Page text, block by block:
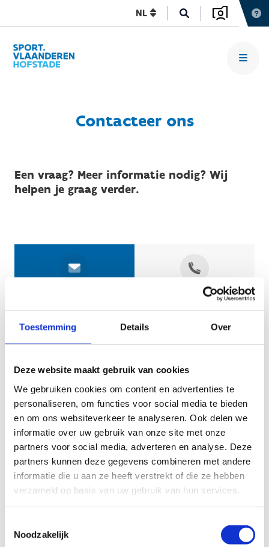
Toestemming Details Over
Deze website maakt gebruik van cookies
We gebruiken cookies om content en advertenties te
personaliseren, om functies voor social media te bieden
en om ons websiteverkeer te analyseren. Ook delen we
informatie over uw gebruik van onze site met onze
partners voor social media, adverteren en analyse. Deze
partners kunnen deze gegevens combineren met andere
informatie die u aan ze heeft verstrekt of die ze hebben
verzameld op basis van uw gebruik van hun services.
Noodzakelijk
NL
Contacteer ons
Een vraag? Meer informatie nodig? Wij
helpen je graag verder.
Geef aan tot welk domein jouw vraag behoort
KIES EEN DOMEIN
Jouw vraag